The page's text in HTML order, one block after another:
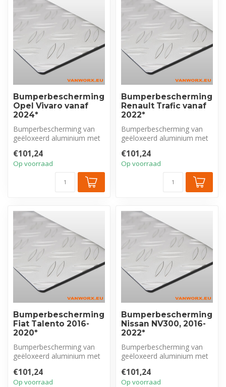
Bumperbescherming
Opel Vivaro vanaf
2024*
Bumperbescherming van
geëloxeerd aluminium met
Ope...
€101,24
Op voorraad
Bumperbescherming
Renault Trafic vanaf
2022*
Bumperbescherming van
geëloxeerd aluminium met
Ren...
€101,24
Op voorraad
Bumperbescherming
Fiat Talento 2016-
2020*
Bumperbescherming van
geëloxeerd aluminium met
Fia...
€101,24
Op voorraad
Bumperbescherming
Nissan NV300, 2016-
2022*
Bumperbescherming van
geëloxeerd aluminium met
Nis...
€101,24
Op voorraad